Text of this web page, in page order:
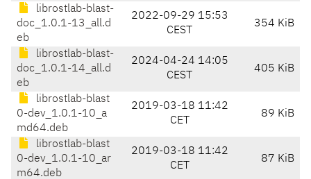
librostlab-blast-
doc_1.0.1-13_all.d
eb
2022-09-29 15:53
CEST
354 KiB
librostlab-blast-
doc_1.0.1-14_all.d
eb
2024-04-24 14:05
CEST
405 KiB
librostlab-blast
0-dev_1.0.1-10_a
md64.deb
2019-03-18 11:42
CET
89 KiB
librostlab-blast
0-dev_1.0.1-10_ar
m64.deb
2019-03-18 11:42
CET
87 KiB